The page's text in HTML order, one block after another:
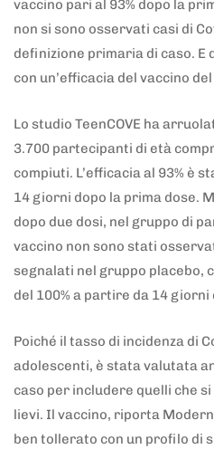
vaccino pari al 93% dopo la
non si sono osservati casi di
definizione primaria di caso.
con un’efficacia del vaccino del
Lo studio TeenCOVE ha
3.700 partecipanti di età
compiuti. L’efficacia al 93% è
14 giorni dopo la prima dose.
dopo due dosi, nel gruppo di
vaccino non sono stati
segnalati nel gruppo placebo,
del 100% a partire da 14
Poiché il tasso di incidenza di
adolescenti, è stata valutata
caso per includere quelli che
lievi. Il vaccino, riporta
ben tollerato con un profilo di